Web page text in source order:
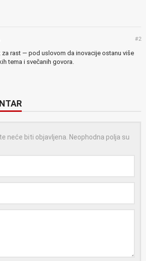
#2
za rast — pod uslovom da inovacije ostanu više
tema i svečanih govora.
neće biti objavljena. Neophodna polja su